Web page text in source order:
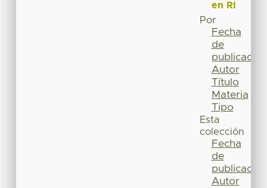
en RI
Por
Fecha
de
publicación
Autor
Título
Materia
Tipo
Esta
colección
Fecha
de
publicación
Autor